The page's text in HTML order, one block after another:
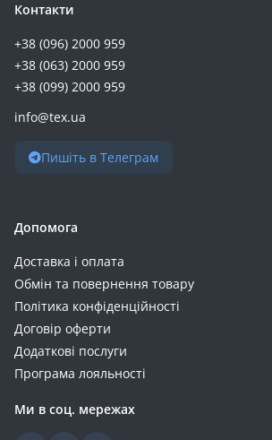
Контакти
+38 (096) 2000 959
+38 (063) 2000 959
+38 (099) 2000 959
info@tex.ua
Пишіть в Телеграм
Допомога
Доставка і оплата
Обмін та повернення товару
Політика конфіденційності
Договір оферти
Додаткові послуги
Програма лояльності
Ми в соц. мережах